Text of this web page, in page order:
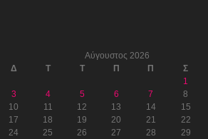
Αύγουστος 2026
Δ
Τ Τ Π Π
Σ
1
3
4 5 6 7
8
10
11 12 13 14
15
17
18 19 20 21
22
24
25 26 27 28
29